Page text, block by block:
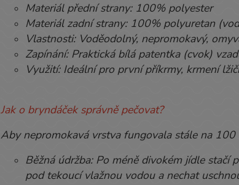
Materiál přední strany: 100% polyester
Materiál zadní strany: 100% polyuretan
Vlastnosti: Voděodolný, nepromokavý,
Zapínání: Praktická bílá patentka (cvok)
Využití: Ideální pro první příkrmy, krmení
Jak o bryndáček správně pečovat?
Aby nepromokavá vrstva fungovala stále na
Běžná údržba: Po méně divokém jídle
pod tekoucí vlažnou vodou a nechat